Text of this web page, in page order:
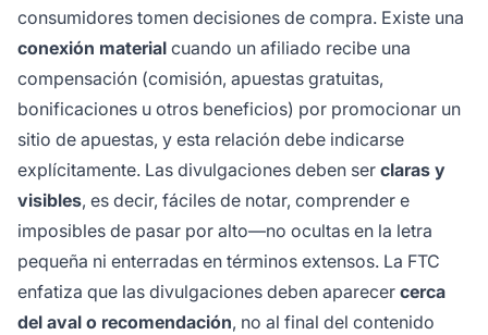
consumidores tomen decisiones de compra. Existe una
conexión material cuando un afiliado recibe una
compensación (comisión, apuestas gratuitas,
bonificaciones u otros beneficios) por promocionar un
sitio de apuestas, y esta relación debe indicarse
explícitamente. Las divulgaciones deben ser claras y
visibles, es decir, fáciles de notar, comprender e
imposibles de pasar por alto—no ocultas en la letra
pequeña ni enterradas en términos extensos. La FTC
enfatiza que las divulgaciones deben aparecer cerca
del aval o recomendación, no al final del contenido